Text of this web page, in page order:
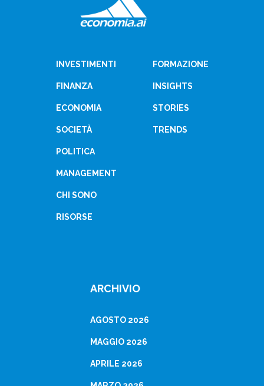
INVESTIMENTI
FINANZA
ECONOMIA
SOCIETÀ
POLITICA
MANAGEMENT
CHI SONO
RISORSE
FORMAZIONE
INSIGHTS
STORIES
TRENDS
ARCHIVIO
AGOSTO 2026
MAGGIO 2026
APRILE 2026